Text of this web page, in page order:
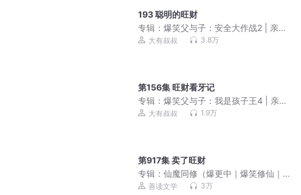
193 聪明的旺财
专辑： 爆笑父与子：安全大作战2 | 亲子
笑话|睡前故事
大有叔叔 3.8万
第156集 旺财看牙记
专辑： 爆笑父与子：我是孩子王4 | 亲子
笑话 |睡前故事
大有叔叔 1.9万
第917集 卖了旺财
专辑： 仙魔同修（爆更中｜爆笑修仙｜
热血｜周琢岩&七弦）
善读文学 3万